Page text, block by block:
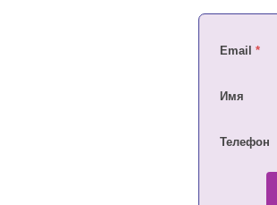
Email *
Имя
Телефон